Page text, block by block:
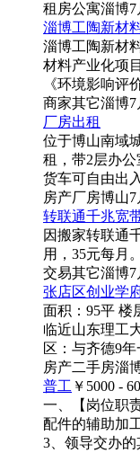
租房公寓淄博7
淄博工陶新材
淄博工陶新材
材料产业化项
《环境影响评
商家其它淄博7
厂房出租
位于博山南域
租，带2层办
货车可自由出
房产厂房博山7
转联通千兆宽
因搬家转联通
用，35元每月
交易其它淄博7
张店区创业学
面积：95平 楼
临近山东理工
区：与齐德9
房产二手房淄
普工 ￥5000 -
一、【岗位职
配件的辅助加
3、领导交办